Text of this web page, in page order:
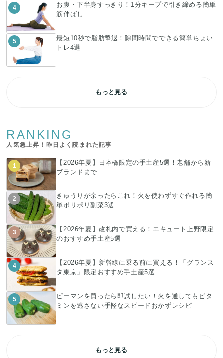
4
お腹・下半身すっきり！1分キープで引き締める簡単
筋伸ばし
5
最短10秒で脂肪撃退！隙間時間でできる簡単ちょい
トレ4選
もっと見る
RANKING
人気急上昇！昨日よく読まれた記事
1
【2026年夏】日本橋限定の手土産5選！老舗から新
ブランドまで
2
きゅうりが余ったらこれ！火を使わずすぐ作れる簡
単ポリポリ副菜3選
3
【2026年夏】改札内で買える！エキュート上野限定
のおすすめ手土産5選
4
【2026年夏】新幹線に乗る前に買える！「グランス
タ東京」限定おすすめ手土産5選
5
ピーマンを買ったら即試したい！火を通してもビタ
ミンを逃さない手軽なスピードおかずレシピ
もっと見る